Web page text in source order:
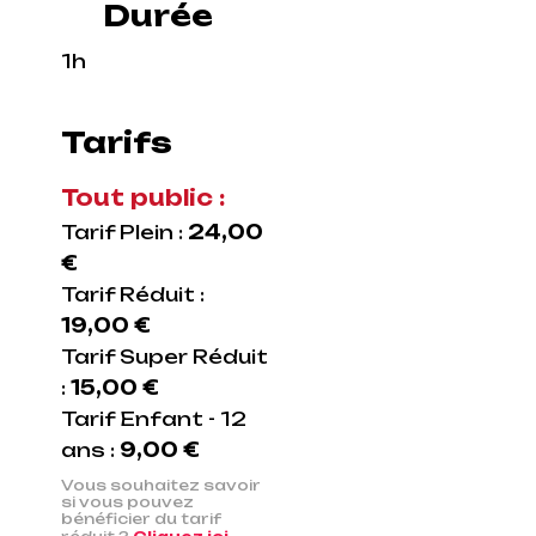
Durée
1h
Tarifs
Tout public :
Tarif Plein : 24,00
€
Tarif Réduit :
19,00 €
Tarif Super Réduit
: 15,00 €
Tarif Enfant - 12
ans : 9,00 €
Vous souhaitez savoir
si vous pouvez
bénéficier du tarif